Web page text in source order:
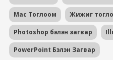
Mac Тоглоом Жижиг
Photoshop бэлэн загвар
PowerPoint Бэлэн Загвар